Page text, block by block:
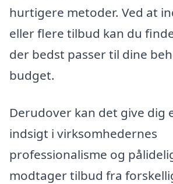
hurtigere metoder. Ved at
eller flere tilbud kan du
der bedst passer til dine
budget.
Derudover kan det give dig
indsigt i virksomhedernes
professionalisme og
modtager tilbud fra